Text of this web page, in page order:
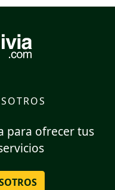
para ofrecer tus